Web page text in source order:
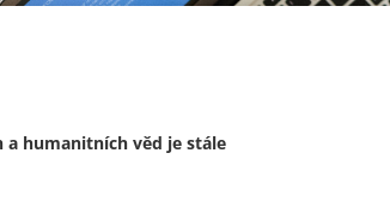
a humanitních věd je stále